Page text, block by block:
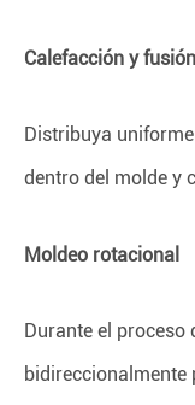
Calefacción y fusión
Distribuya
dentro del molde y
Moldeo rotacional
Durante el proceso